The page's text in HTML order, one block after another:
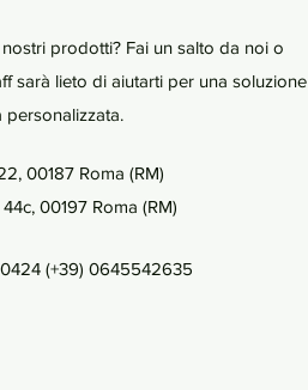
prodotti? Fai un salto da noi o
sarà lieto di aiutarti per una soluzione
personalizzata.
00187 Roma (RM)
00197 Roma (RM)
(+39) 0645542635